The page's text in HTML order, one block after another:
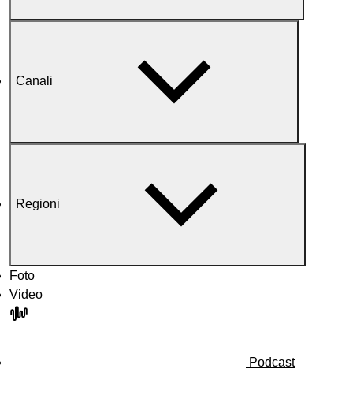
Canali
Regioni
Foto
Video
Podcast